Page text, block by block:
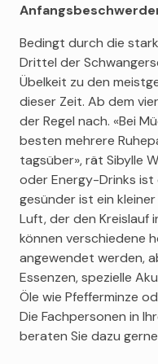
Bedingt durch die
Drittel der
Übelkeit zu den
dieser Zeit. Ab dem
der Regel nach. «Bei
besten mehrere
tagsüber», rät Sibylle
oder Energy-Drinks
gesünder ist ein
Luft, der den Kreislauf
können verschiedene
angewendet werden,
Essenzen, spezielle
Öle wie Pfefferminze
Die Fachpersonen in
beraten Sie dazu